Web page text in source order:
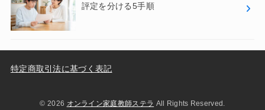
評定を分ける5手順
特定商取引法に基づく表記
© 2026 オンライン家庭教師ステラ All Rights Reserved.